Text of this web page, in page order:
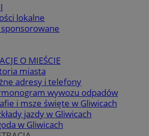
lokalne
O MIEŚCIE
miasta
adresy i telefony
wywozu odpadów
i msze święte w Gliwicach
jazdy w Gliwicach
w Gliwicach